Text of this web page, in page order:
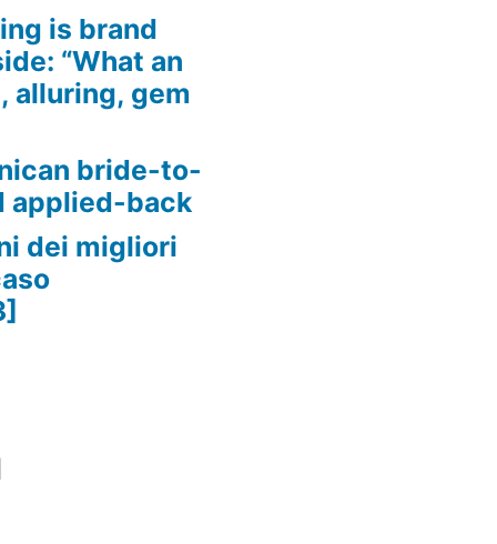
is brand
“What an
alluring, gem
bride-to-
applied-back
dei migliori